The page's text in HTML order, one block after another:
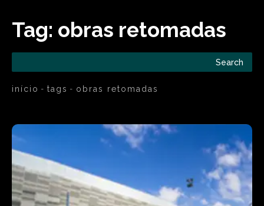
Tag: obras retomadas
Search
início tags obras retomadas